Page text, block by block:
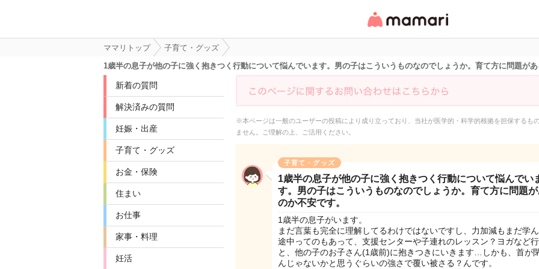
リ・情報サイト
ママリトップ
子育て・グッズ
1歳半の息子が他の子に強く抱きつく行動について悩んでいます。男の子はこういうものなのでしょうか。育て方に問題が
新着の質問
解決済みの質問
妊娠・出産
子育て・グッズ
お金・保険
住まい
お仕事
家事・料理
妊活
※本ページは一般のユーザーの投稿により成り立っており、当社が医学的・科学的根拠を担保するも
ません。ご理解の上、ご活用ください。
子育て・グッズ
1歳半の息子が他の子に強く抱きつく行動について悩んでい
す。男の子はこういうものなのでしょうか。育て方に問題
のか不安です。
1歳半の息子がいます。
まだ言葉も完全に理解してるわけではないですし、力加減もまだ学
途中ってのもあって、支援センターや子連れのレッスン？ヨガなど
と、他の子のお子さん(1歳前)に抱きつきにいきます…しかも、首が
んじゃないかと思うぐらいの強さで覆い被さる？んです。